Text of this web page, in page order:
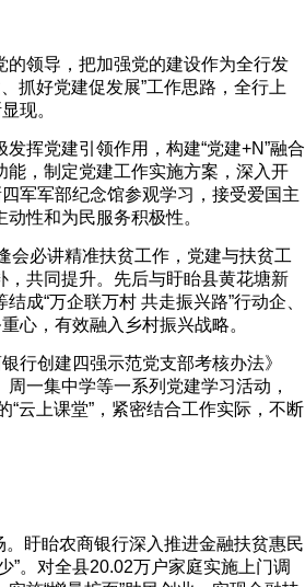
领导，把加强党的建设作为全行发
抓好党建促发展”工作思路，全行上
现。
挥党建引领作用，构建“党建+N”融合
，制定党建工作实施方案，深入开
军军部纪念馆参观学习，接受爱国主
性和为民服务积极性。
会必讲精准扶贫工作，党建与扶贫工
共同提升。先后与盱眙县黄花塘新
成“万企联万村 共走振兴路”行动企、
心，有效融入乡村振兴战略。
行创建四强示范党支部考核办法》
一集中学等一系列党建学习活动，
“云上课堂”，紧密结合工作实际，不断
。盱眙农商银行深入推进金融扶贫惠民
”。对全县20.02万户家庭实施上门调